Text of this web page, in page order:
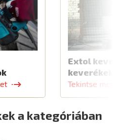
Extol
Tekintse meg a
a kategóriában